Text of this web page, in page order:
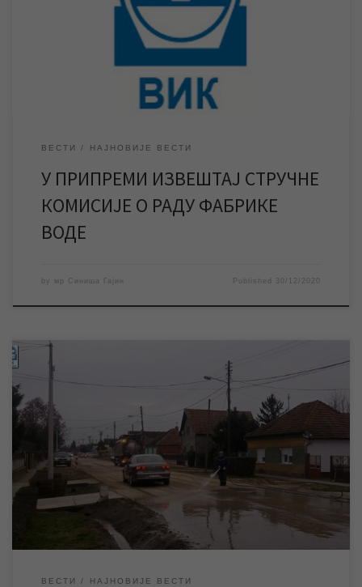
уз уважавање мишљења комисије експерата формиране од
стране Града Зрењанина, донети одлуку у складу са
закљученим Споразумом. Према Споразуму од 21. јануара ове
ВЕСТИ НАЈНОВИЈЕ ВЕСТИ
У ПРИПРЕМИ ИЗВЕШТАЈ СТРУЧНЕ
КОМИСИЈЕ О РАДУ ФАБРИКЕ
ВОДЕ
by мр Синиша Гајин Published 30/12/2020
Након што су завршени сви радови на санацији хаварије на
канализационој мрежи и враћена путна површина у првобитно
стање, улица Радноти Миклоша је у суботу 26. децембра у
поподневним часовима отворена за саобраћај. Након што су
завршени сви радови на санацији хаварије на канализационој
мрежи, враћена путна површина у првобитно […]
ВЕСТИ НАЈНОВИЈЕ ВЕСТИ